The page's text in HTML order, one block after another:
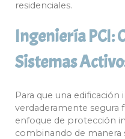
residenciales.
Ingeniería PCI:
Sistemas
Para que una edificación
verdaderamente segura
enfoque de protección
combinando de manera